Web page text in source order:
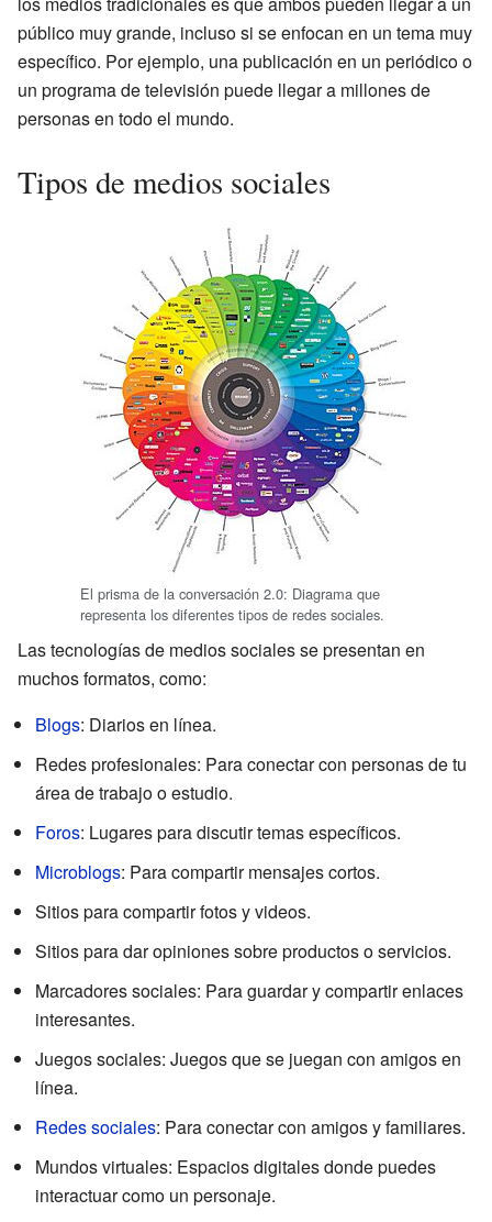
público muy grande, incluso si se enfocan en un tema muy
específico. Por ejemplo, una publicación en un periódico o
un programa de televisión puede llegar a millones de
personas en todo el mundo.
Tipos de medios sociales
El prisma de la conversación 2.0: Diagrama que
representa los diferentes tipos de redes sociales.
Las tecnologías de medios sociales se presentan en
muchos formatos, como:
Blogs: Diarios en línea.
Redes profesionales: Para conectar con personas de tu
área de trabajo o estudio.
Foros: Lugares para discutir temas específicos.
Microblogs: Para compartir mensajes cortos.
Sitios para compartir fotos y videos.
Sitios para dar opiniones sobre productos o servicios.
Marcadores sociales: Para guardar y compartir enlaces
interesantes.
Juegos sociales: Juegos que se juegan con amigos en
línea.
Redes sociales: Para conectar con amigos y familiares.
Mundos virtuales: Espacios digitales donde puedes
interactuar como un personaje.